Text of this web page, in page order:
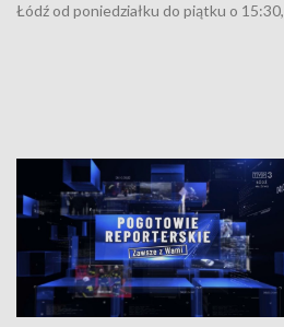
Łódź od poniedziałku do piątku o 15:30,